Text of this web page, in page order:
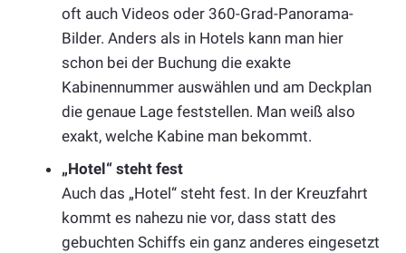
oft auch Videos oder 360-Grad-Panorama-
Bilder. Anders als in Hotels kann man hier
schon bei der Buchung die exakte
Kabinennummer auswählen und am Deckplan
die genaue Lage feststellen. Man weiß also
exakt, welche Kabine man bekommt.
„Hotel“ steht fest
Auch das „Hotel“ steht fest. In der Kreuzfahrt
kommt es nahezu nie vor, dass statt des
gebuchten Schiffs ein ganz anderes eingesetzt